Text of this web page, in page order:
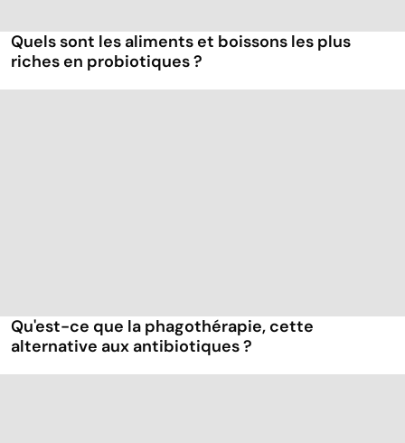
Quels sont les aliments et boissons les plus
riches en probiotiques ?
Qu'est-ce que la phagothérapie, cette
alternative aux antibiotiques ?